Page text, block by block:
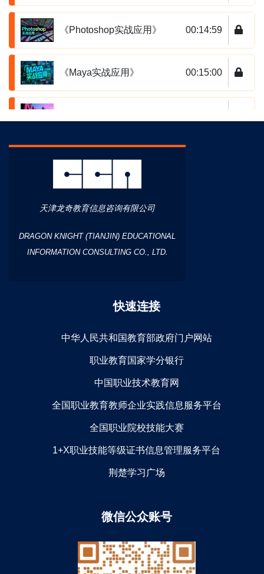
《Photoshop实战应用》 00:14:59
《Maya实战应用》 00:15:00
《影视动画分镜创作》
《Premiere实战应用》
天津龙奇教育信息咨询有限公司
DRAGON KNIGHT (TIANJIN) EDUCATIONAL
INFORMATION CONSULTING CO., LTD.
快速连接
中华人民共和国教育部政府门户网站
职业教育国家学分银行
中国职业技术教育网
全国职业教育教师企业实践信息服务平台
全国职业院校技能大赛
1+X职业技能等级证书信息管理服务平台
荆楚学习广场
微信公众账号